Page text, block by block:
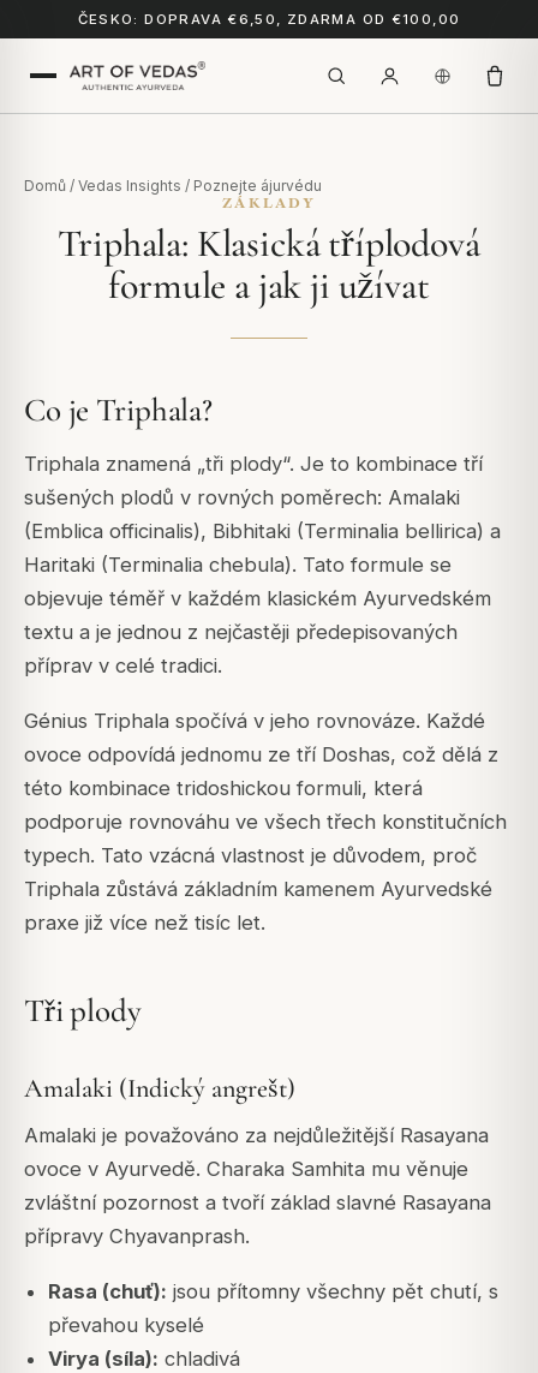
ČESKO: DOPRAVA €6,50, ZDARMA OD €100,00
Domů / Vedas Insights / Poznejte ájurvédu
ZÁKLADY
Triphala: Klasická tříplodová
formule a jak ji užívat
Co je Triphala?
Triphala znamená „tři plody“. Je to kombinace tří
sušených plodů v rovných poměrech: Amalaki
(Emblica officinalis), Bibhitaki (Terminalia bellirica) a
Haritaki (Terminalia chebula). Tato formule se
objevuje téměř v každém klasickém Ayurvedském
textu a je jednou z nejčastěji předepisovaných
příprav v celé tradici.
Génius Triphala spočívá v jeho rovnováze. Každé
ovoce odpovídá jednomu ze tří Doshas, což dělá z
této kombinace tridoshickou formuli, která
podporuje rovnováhu ve všech třech konstitučních
typech. Tato vzácná vlastnost je důvodem, proč
Triphala zůstává základním kamenem Ayurvedské
praxe již více než tisíc let.
Tři plody
Amalaki (Indický angrešt)
Amalaki je považováno za nejdůležitější Rasayana
ovoce v Ayurvedě. Charaka Samhita mu věnuje
zvláštní pozornost a tvoří základ slavné Rasayana
přípravy Chyavanprash.
Rasa (chuť): jsou přítomny všechny pět chutí, s
převahou kyselé
Virya (síla): chladivá